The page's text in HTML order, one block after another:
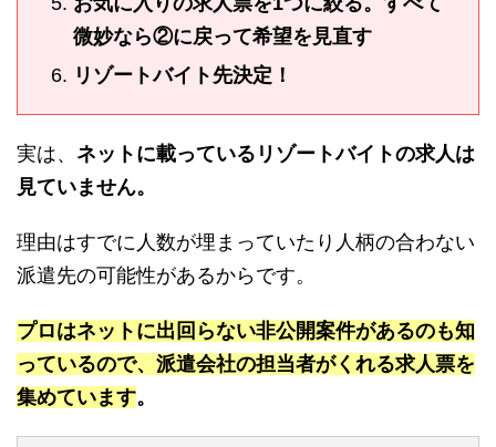
微妙なら②に戻って希望を見直す
リゾートバイト先決定！
実は、 ネットに載っているリゾートバイトの求人は
見ていません。
理由はすでに人数が埋まっていたり人柄の合わない
派遣先の可能性があるからです。
プロはネットに出回らない非公開案件があるのも知
っているので、派遣会社の担当者がくれる求人票を
集めています。